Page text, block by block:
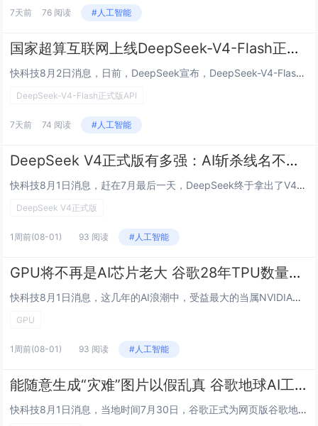
7天前 76 阅读 #人工智能
国家超算互联网上线DeepSeek-V4-Flash正式版API：一键调用、无需配置
快科技8月2日消息，日前，DeepSeek宣布，DeepSeek-V4-Flash正式版API开启公测。随后，国家超算互联网宣布，DeepSeek-V4-Flash正式版模型DeepSeek-V4-Flash-0731已正式上线，同步提供A...
DeepSeek-V4-Flash正式版API
7天前 74 阅读 #人工智能
DeepSeek V4正式版有多强：AI斩杀线名不虚传 性价比干掉大多数友商
快科技8月1日消息，赶在7月最后一天，DeepSeek终于拿出了V4正式版，首发的只是V4 Flash-0731，Pro正式版要到8月初，会随着DeepSeek的Harness工具一起问世。V4 Flash-0731发布之后，之前还因为De...
DeepSeek V4正式版
1周前(08-01) 93 阅读 #人工智能
GPU将不再是AI芯片老大 谷歌28年TPU数量达1500万：首次压NVIDIA一头
快科技8月1日消息，这几年的AI浪潮中，受益最大的当属NVIDIA，各大公司的训练、推理都少不了购买后者的GPU显卡，不过两年后GPU恐怕就不是主宰了，谷歌的TPU会后来居上。在AI芯片技术路线上，可以简单分为NVIDIA为主的GPU通用计...
GPU
1周前(08-01) 93 阅读 #人工智能
能随意生成“灾难”图片以假乱真 谷歌地球AI工具上线不到一天就遭下架
快科技8月1日消息，当地时间7月30日，谷歌正式为网页版谷歌地球上线AI图像生成工具，依托Gemini旗下Nano Banana 2大模型，用户只需要定位全球任意地点，输入文字指令，就能基于真实卫星航拍底图生成全新场景。谷歌最初介绍，这项功...